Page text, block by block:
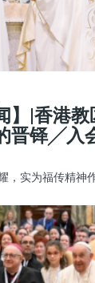
】|香港
晋铎╱入
，实为福传精神